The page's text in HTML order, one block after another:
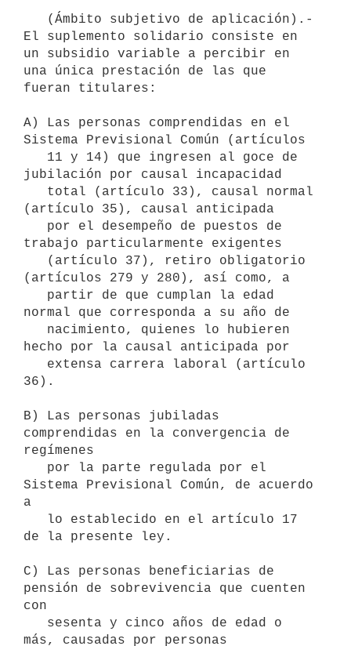
El suplemento solidario consiste en
un subsidio variable a percibir en
una única prestación de las que
fueran titulares:
A) Las personas comprendidas en el
Sistema Previsional Común (artículos
jubilación por causal incapacidad
(artículo 35), causal anticipada
trabajo particularmente exigentes
(artículos 279 y 280), así como, a
normal que corresponda a su año de
hecho por la causal anticipada por
36).
B) Las personas jubiladas
comprendidas en la convergencia de
regímenes
Sistema Previsional Común, de acuerdo
a
de la presente ley.
C) Las personas beneficiarias de
pensión de sobrevivencia que cuenten
con
más, causadas por personas